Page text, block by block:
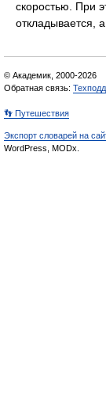
скоростью. При
откладывается,
© Академик, 2000-2026
Обратная связь:
👣 Путешествия
Экспорт словарей на
WordPress, MODx.